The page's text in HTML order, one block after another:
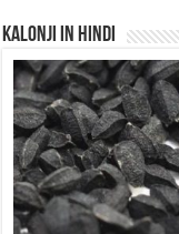
Kalonji In Hindi